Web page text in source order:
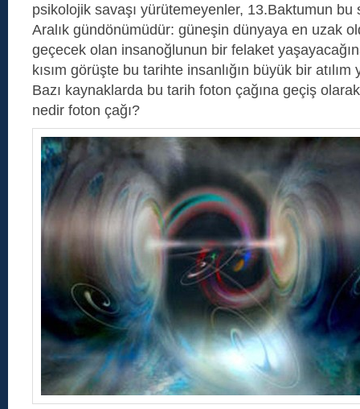
psikolojik savaşı yürütemeyenler, 13.Baktumun
Aralık gündönümüdür: güneşin dünyaya en uzak
geçecek olan insanoğlunun bir felaket
kısım görüşte bu tarihte insanlığın büyük bir atılım
Bazı kaynaklarda bu tarih foton çağına geçiş
nedir foton çağı?